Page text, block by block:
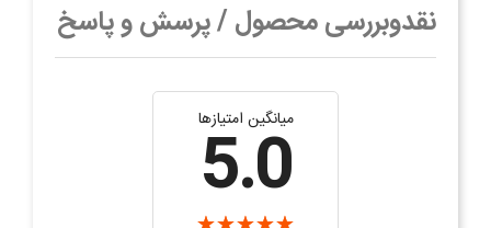
نقدوبررسی محصول / پرسش و پاسخ
میانگین امتیازها
5.0